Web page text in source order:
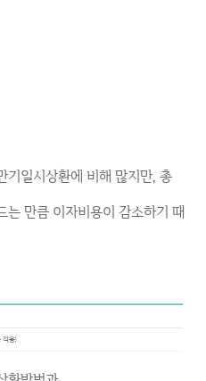
기일시상환에 비해 많지만, 총
는 만큼 이자비용이 감소하기 때